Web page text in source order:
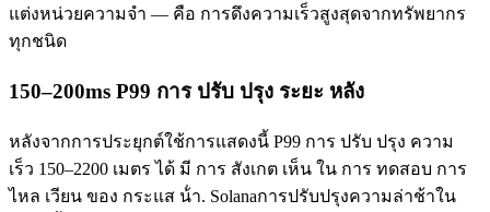
แต่งหน่วยความจํา — คือ การดึงความเร็วสูงสุดจากทรัพยากร
ทุกชนิด
150–200ms P99 การ ปรับ ปรุง ระยะ หลัง
หลังจากการประยุกต์ใช้การแสดงนี้ P99 การ ปรับ ปรุง ความ
เร็ว 150–2200 เมตร ได้ มี การ สังเกต เห็น ใน การ ทดสอบ การ
ไหล เวียน ของ กระแส น้ํา. Solanaการปรับปรุงความล่าช้าใน